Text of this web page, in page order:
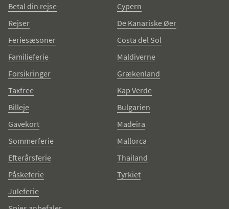
Betal din rejse
Rejser
Feriesæsoner
Familieferie
Forsikringer
Taxfree
Billeje
Gavekort
Sommerferie
Efterårsferie
Påskeferie
Juleferie
Cypern
De Kanariske Øer
Costa del Sol
Maldiverne
Grækenland
Kap Verde
Bulgarien
Madeira
Mallorca
Thailand
Tyrkiet